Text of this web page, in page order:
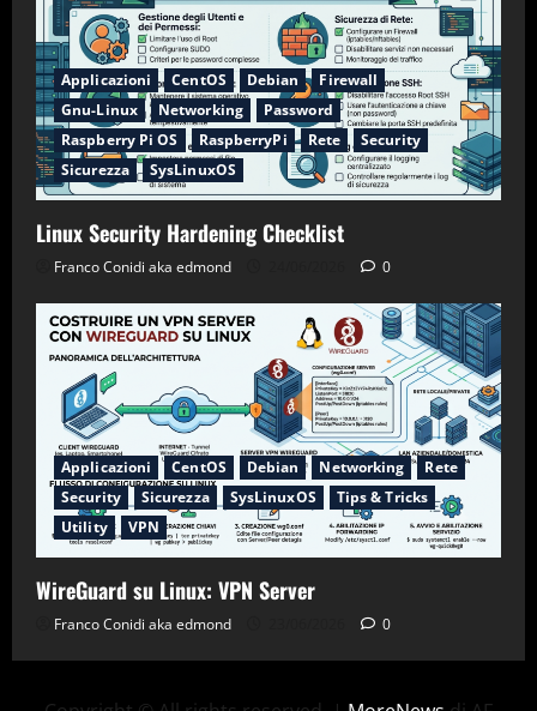
Applicazioni CentOS Debian
Firewall
Gnu-Linux
Networking
Password
Raspberry Pi OS
RaspberryPi Rete
Security
Sicurezza
SysLinuxOS
Linux Security Hardening Checklist
Franco Conidi aka edmond 0
Applicazioni CentOS Debian Networking
Rete
Security
Sicurezza SysLinuxOS
Tips & Tricks
Utility
VPN
WireGuard su Linux: VPN Server
Franco Conidi aka edmond 0